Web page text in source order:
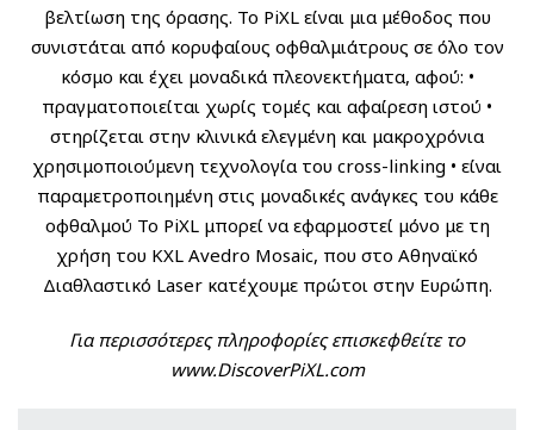
βελτίωση της όρασης. Το PiXL είναι μια μέθοδος που
συνιστάται από κορυφαίους οφθαλμιάτρους σε όλο τον
κόσμο και έχει μοναδικά πλεονεκτήματα, αφού: •
πραγματοποιείται χωρίς τομές και αφαίρεση ιστού •
στηρίζεται στην κλινικά ελεγμένη και μακροχρόνια
χρησιμοποιούμενη τεχνολογία του cross-linking • είναι
παραμετροποιημένη στις μοναδικές ανάγκες του κάθε
οφθαλμού Το PiXL μπορεί να εφαρμοστεί μόνο με τη
χρήση του KXL Avedro Mosaic, που στο Αθηναϊκό
Διαθλαστικό Laser κατέχουμε πρώτοι στην Ευρώπη.
Για περισσότερες πληροφορίες επισκεφθείτε το
www.DiscoverPiXL.com